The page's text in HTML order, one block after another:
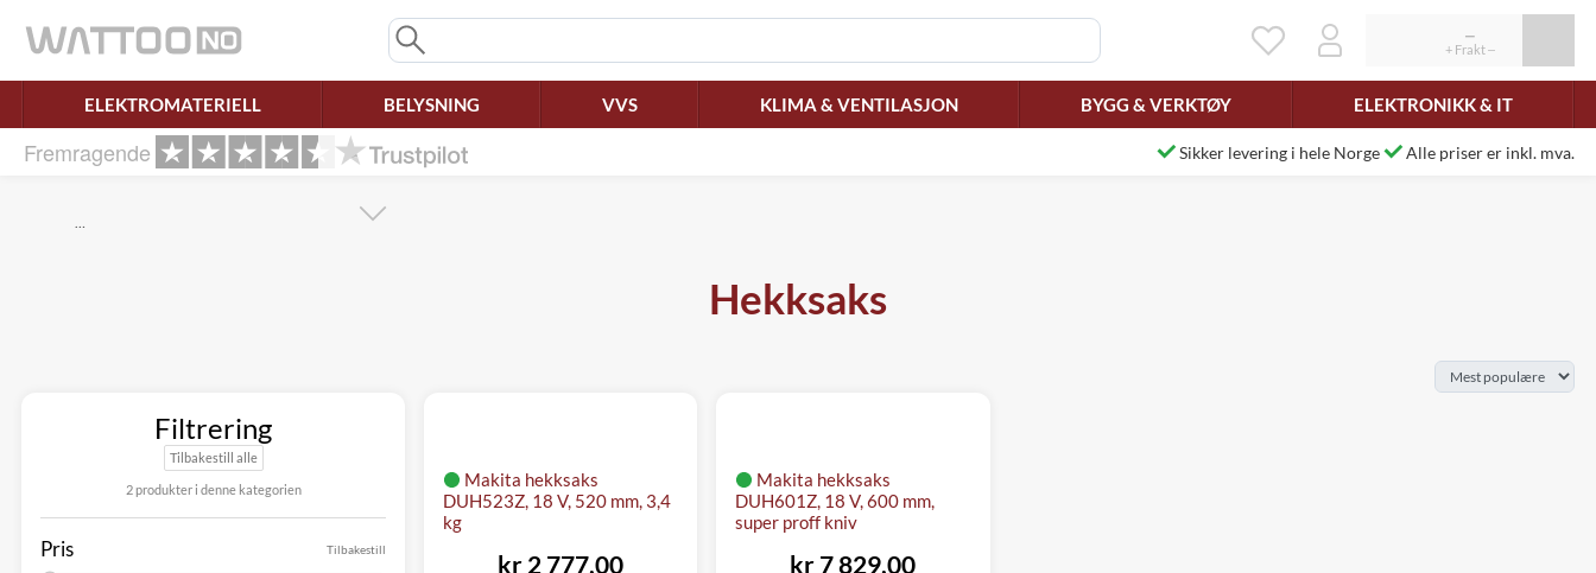
ELEKTROMATERIELL BELYSNING VVS KLIMA & VENTILASJON BYGG & VERKTØY ELEKTRONIKK & IT
Fremragende Sikker levering i hele Norge Alle priser er inkl. mva.
…
Hekksaks
Filtrering
Tilbakestill alle
2 produkter i denne kategorien
Tilbakestill
Pris
Makita hekksaks
DUH523Z, 18 V, 520 mm, 3,4
kg
kr 2 777,00
Makita hekksaks
DUH601Z, 18 V, 600 mm,
super proff kniv
kr 7 829,00
Rett samtykke!